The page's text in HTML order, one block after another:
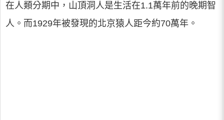
在人類分期中，山頂洞人是生活在1.1萬年前的晚期智
人。而1929年被發現的北京猿人距今約70萬年。